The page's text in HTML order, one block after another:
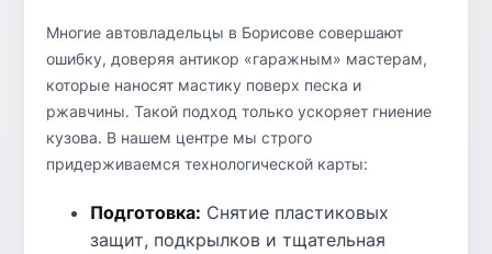
Многие автовладельцы в Борисове совершают
ошибку, доверяя антикор «гаражным» мастерам,
которые наносят мастику поверх песка и
ржавчины. Такой подход только ускоряет гниение
кузова. В нашем центре мы строго
придерживаемся технологической карты:
Подготовка: Снятие пластиковых
защит, подкрылков и тщательная